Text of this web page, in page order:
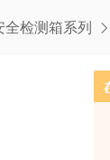
全检测箱系列